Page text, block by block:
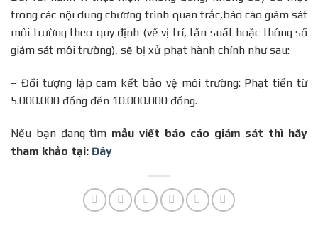
trong các nội dung chương trình quan trắc,báo cáo giám sát
môi trường theo quy định (về vị trí, tần suất hoặc thông số
giám sát môi trường), sẽ bị xử phạt hành chính như sau:
– Đối tượng lập cam kết bảo vệ môi trường: Phạt tiền từ
5.000.000 đồng đến 10.000.000 đồng.
Nếu bạn đang tìm mẫu viết báo cáo giám sát thì hãy
tham khảo tại: Đây